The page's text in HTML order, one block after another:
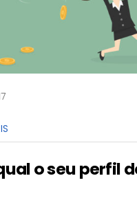
o seu perfil